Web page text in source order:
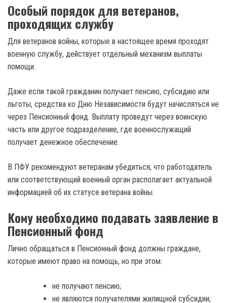
Особый порядок для ветеранов,
проходящих службу
Для ветеранов войны, которые в настоящее время проходят
военную службу, действует отдельный механизм выплаты
помощи.
Даже если такой гражданин получает пенсию, субсидию или
льготы, средства ко Дню Независимости будут начисляться не
через Пенсионный фонд. Выплату проведут через воинскую
часть или другое подразделение, где военнослужащий
получает денежное обеспечение.
В ПФУ рекомендуют ветеранам убедиться, что работодатель
или соответствующий военный орган располагает актуальной
информацией об их статусе ветерана войны.
Кому необходимо подавать заявление в
Пенсионный фонд
Лично обращаться в Пенсионный фонд должны граждане,
которые имеют право на помощь, но при этом:
не получают пенсию;
не являются получателями жилищной субсидии;